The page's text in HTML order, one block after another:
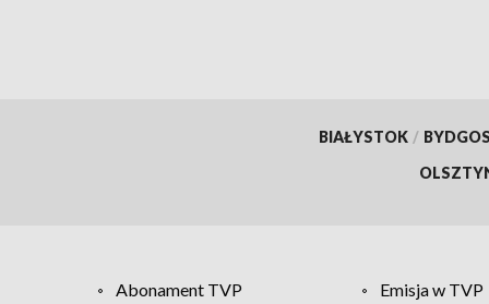
BIAŁYSTOK /
Abonament TVP Emisja w TVP